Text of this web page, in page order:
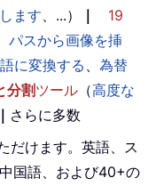
ます 、...） ｜
19
パスから画像を挿
に変換する
為替
分割ツール （高度な
｜ さらに多数
だけます。英語、ス
国語、および40+の